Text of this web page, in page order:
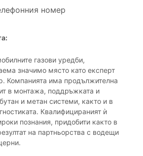
номер
газови уредби,
значимо място като експерт
Компанията има продължителна
в монтажа, поддръжката и
и метан системи, както и в
Квалифицираният ѝ
познания, придобити както в
на партньорства с водещи